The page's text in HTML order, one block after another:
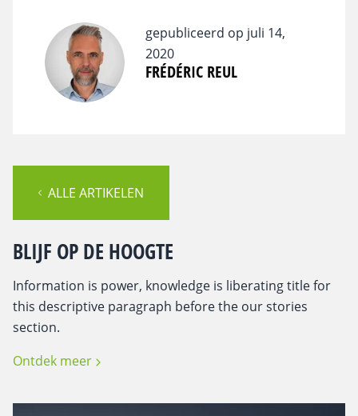
gepubliceerd op juli 14,
2020
FRÉDÉRIC REUL
ALLE ARTIKELEN
BLIJF OP DE HOOGTE
Information is power, knowledge is liberating title for
this descriptive paragraph before the our stories
section.
Ontdek meer